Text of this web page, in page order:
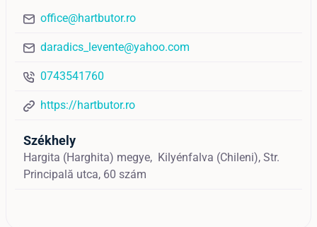
office@hartbutor.ro
daradics_levente@yahoo.com
0743541760
https://hartbutor.ro
Székhely
Hargita (Harghita) megye, Kilyénfalva (Chileni), Str.
Principală utca, 60 szám